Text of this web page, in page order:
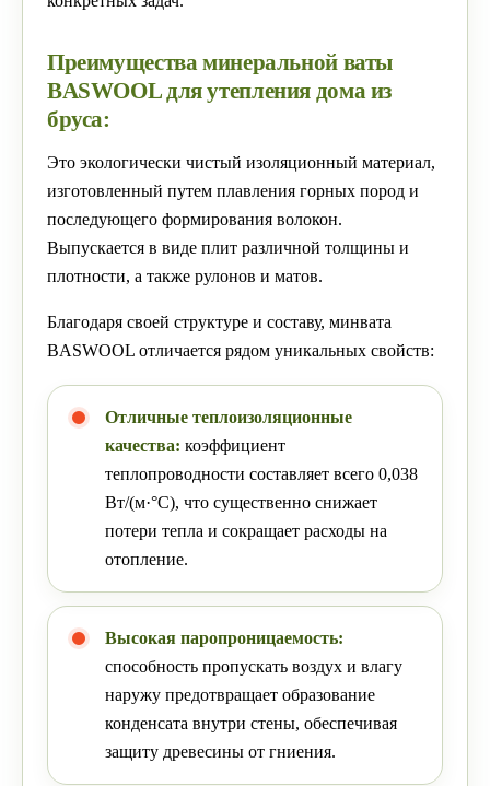
Преимущества минеральной ваты
BASWOOL для утепления дома из
бруса:
Это экологически чистый изоляционный материал,
изготовленный путем плавления горных пород и
последующего формирования волокон.
Выпускается в виде плит различной толщины и
плотности, а также рулонов и матов.
Благодаря своей структуре и составу, минвата
BASWOOL отличается рядом уникальных свойств:
Отличные теплоизоляционные
качества: коэффициент
теплопроводности составляет всего 0,038
Вт/(м·°C), что существенно снижает
потери тепла и сокращает расходы на
отопление.
Высокая паропроницаемость:
способность пропускать воздух и влагу
наружу предотвращает образование
конденсата внутри стены, обеспечивая
защиту древесины от гниения.